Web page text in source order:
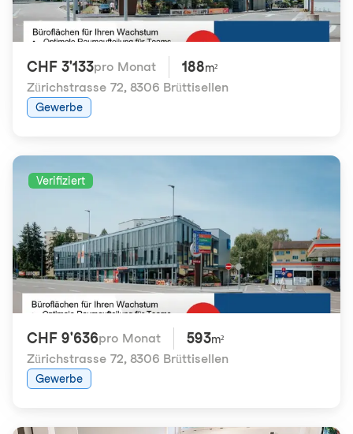
CHF 3'133pro Monat 188m²
Zürichstrasse 72, 8306 Brüttisellen
Gewerbe
Verifiziert
CHF 9'636pro Monat 593m²
Zürichstrasse 72, 8306 Brüttisellen
Gewerbe